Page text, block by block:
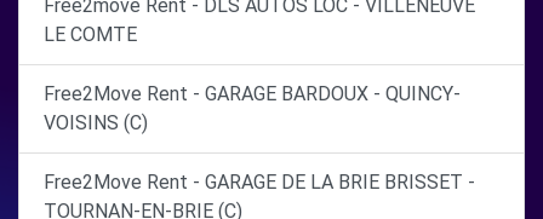
Free2move Rent - DLS AUTOS LOC - VILLENEUVE
LE COMTE
Free2Move Rent - GARAGE BARDOUX - QUINCY-
VOISINS (C)
Free2Move Rent - GARAGE DE LA BRIE BRISSET -
TOURNAN-EN-BRIE (C)